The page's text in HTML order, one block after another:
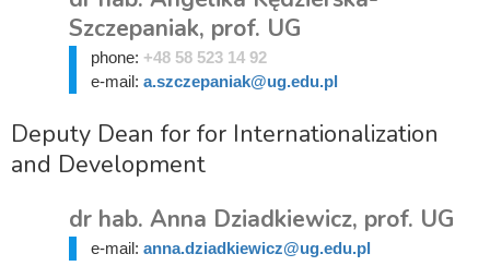
Szczepaniak, prof. UG
phone: +48 58 523 14 92
e-mail: a.szczepaniak@ug.edu.pl
Deputy Dean for for Internationalization
and Development
dr hab. Anna Dziadkiewicz, prof. UG
e-mail: anna.dziadkiewicz@ug.edu.pl